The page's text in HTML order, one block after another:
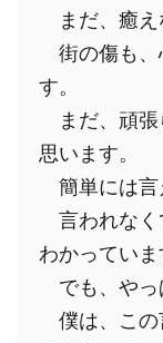
まだ、癒え
街の傷も、
す。
まだ、頑張
思います。
簡単には言
言われなく
わかっていま
でも、やっ
僕は、この